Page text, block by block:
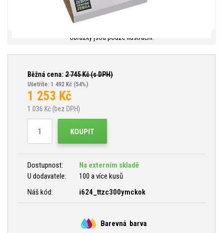
Obrázky jsou pouze ilustrační.
Běžná cena: 2 745Kč (s DPH)
Ušetříte: 1 492 Kč (54%)
1 253 Kč
1 036 Kč (bez DPH)
KOUPIT
Dostupnost:
Na externím skladě
U dodavatele:
100 a více kusů
Náš kód:
i624_ttzc300ymckok
Barevná barva